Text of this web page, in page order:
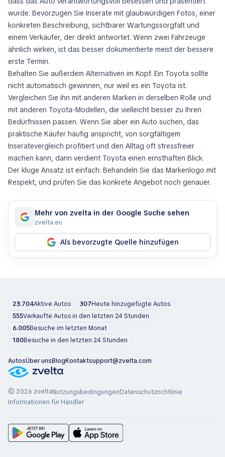
wurde. Bevorzugen Sie Inserate mit glaubwürdigen Fotos, einer
konkreten Beschreibung, sichtbarer Wartungssorgfalt und
einem Verkäufer, der direkt antwortet. Wenn zwei Fahrzeuge
ähnlich wirken, ist das besser dokumentierte meist der bessere
erste Termin.
Behalten Sie außerdem Alternativen im Kopf. Ein Toyota sollte
nicht automatisch gewinnen, nur weil es ein Toyota ist.
Vergleichen Sie ihn mit anderen Marken in derselben Rolle und
mit anderen Toyota-Modellen, die vielleicht besser zu Ihren
Bedürfnissen passen. Wenn Sie aber ein Auto suchen, das
praktische Käufer häufig anspricht, von sorgfältigem
Inseratevergleich profitiert und den Alltag oft stressfreier
machen kann, dann verdient Toyota einen ernsthaften Blick.
Der kluge Ansatz ist einfach: Behandeln Sie das Markenlogo mit
Respekt, und prüfen Sie das konkrete Angebot noch genauer.
Mehr von zvelta in der Google Suche sehen
zvelta.eu
Als bevorzugte Quelle hinzufügen
23.704Aktive Autos 307Heute hinzugefügte Autos
555Verkaufte Autos in den letzten 24 Stunden
6.005Besuche im letzten Monat
180Besuche in den letzten 24 Stunden
AutosÜber unsBlogKontaktsupport@zvelta.com
© 2026 zveltaNutzungsbedingungenDatenschutzrichtlinie
Informationen für Händler